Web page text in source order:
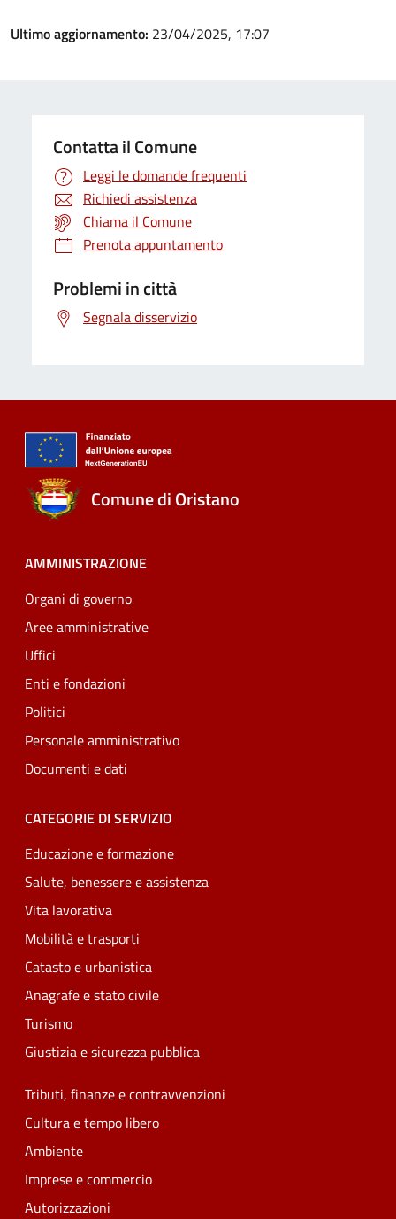
Ultimo aggiornamento: 23/04/2025, 17:07
Contatta il Comune
Leggi le domande frequenti
Richiedi assistenza
Chiama il Comune
Prenota appuntamento
Problemi in città
Segnala disservizio
Comune di Oristano
AMMINISTRAZIONE
Organi di governo
Aree amministrative
Uffici
Enti e fondazioni
Politici
Personale amministrativo
Documenti e dati
CATEGORIE DI SERVIZIO
Educazione e formazione
Salute, benessere e assistenza
Vita lavorativa
Mobilità e trasporti
Catasto e urbanistica
Anagrafe e stato civile
Turismo
Giustizia e sicurezza pubblica
Tributi, finanze e contravvenzioni
Cultura e tempo libero
Ambiente
Imprese e commercio
Autorizzazioni